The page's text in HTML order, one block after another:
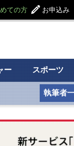
ての方 お申込み
ー スポーツ
執筆者